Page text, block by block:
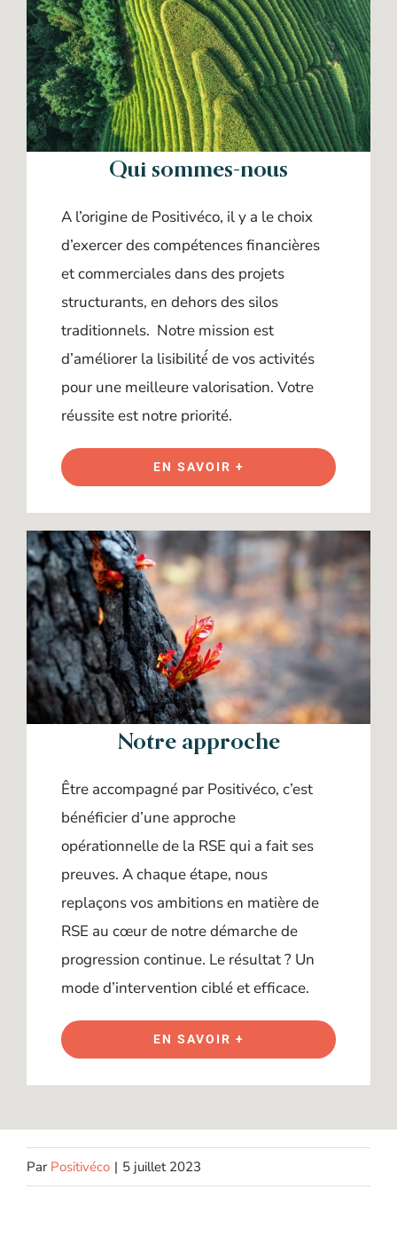
Qui sommes-nous
A l’origine de Positivéco, il y a le choix
d’exercer des compétences financières
et commerciales dans des projets
structurants, en dehors des silos
traditionnels. Notre mission est
d’améliorer la lisibilité́ de vos activités
pour une meilleure valorisation. Votre
réussite est notre priorité.
EN SAVOIR +
Notre approche
Être accompagné par Positivéco, c’est
bénéficier d’une approche
opérationnelle de la RSE qui a fait ses
preuves. A chaque étape, nous
replaçons vos ambitions en matière de
RSE au cœur de notre démarche de
progression continue. Le résultat ? Un
mode d’intervention ciblé et efficace.
EN SAVOIR +
Par Positivéco | 5 juillet 2023